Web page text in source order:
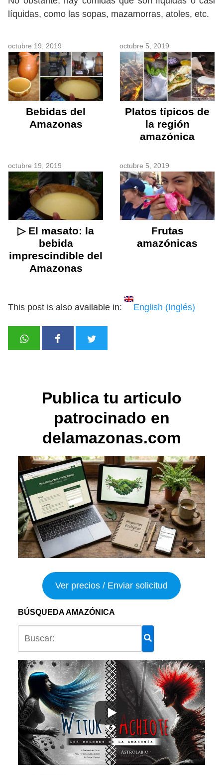
líquidas, como las sopas, mazamorras, atoles, etc.
octubre 19, 2019
Bebidas del
Amazonas
octubre 5, 2019
Platos típicos de
la región
amazónica
octubre 19, 2019
▷ El masato: la
bebida
imprescindible del
Amazonas
octubre 5, 2019
Frutas
amazónicas
This post is also available in: English (Inglés)
Publica tu articulo
patrocinado en
delamazonas.com
Ver precios / Enviar solicitud
BÚSQUEDA AMAZÓNICA